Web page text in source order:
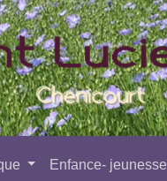
Enfance- jeunesse